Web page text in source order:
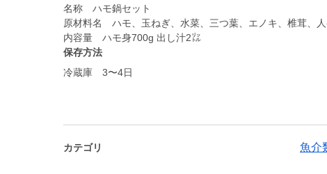
名称 ハモ鍋セット
原材料名 ハモ、玉ねぎ、水菜、三つ葉、エノキ、椎茸、
内容量 ハモ身700g 出し汁2㍑
保存方法
冷蔵庫 3〜4日
カテゴリ 魚介